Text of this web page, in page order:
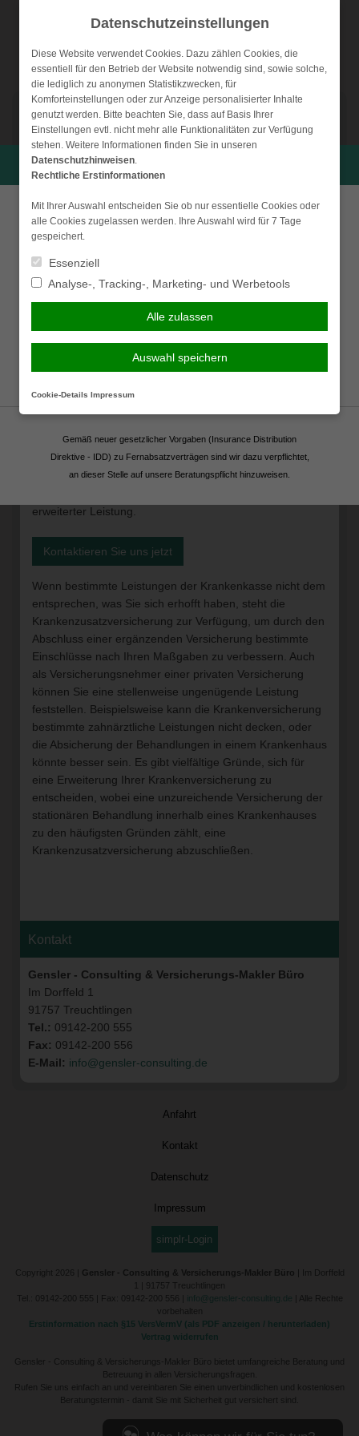
NAVIGATION
Krankenzusatz
Krankenkasse sind Sie vielerorts im Vergleich zu
Versicherungsnehmern einer privaten
würden Ihnen u.U. als Privatkassenpatient bessere
Krankenhausleistungen, bessere Zimmer und
höherrangige Ärzte zugestanden werden. Um diesem
Leistungsgefälle entgegenzuwirken, ohne Ihre gesetzliche
Krankenkasse verlassen zu müssen, können Sie eine
Krankenzusatzversicherung abschließen. Diese erweitert
die Leistungen Ihrer gesetzlichen Versicherung um die
Eine Krankenzusatzversicherung ist daher oftmals ein
Kompromiss zwischen preisgünstigen gesetzlichen
Krankenversicherungen mit hinreichender Leistung und
erweiterter Leistung.
Kontaktieren Sie uns jetzt
Wenn bestimmte Leistungen der Krankenkasse nicht dem
entsprechen, was Sie sich erhofft haben, steht die
Krankenzusatzversicherung zur Verfügung, um durch den
Abschluss einer ergänzenden Versicherung bestimmte
Einschlüsse nach Ihren Maßgaben zu verbessern. Auch
als Versicherungsnehmer einer privaten Versicherung
können Sie eine stellenweise ungenügende Leistung
feststellen. Beispielsweise kann die Krankenversicherung
bestimmte zahnärztliche Leistungen nicht decken, oder
die Absicherung der Behandlungen in einem Krankenhaus
könnte besser sein. Es gibt vielfältige Gründe, sich für
eine Erweiterung Ihrer Krankenversicherung zu
entscheiden, wobei eine unzureichende Versicherung der
stationären Behandlung innerhalb eines Krankenhauses
zu den häufigsten Gründen zählt, eine
Krankenzusatzversicherung abzuschließen.
Kontakt
Gensler - Consulting & Versicherungs-Makler Büro
Im Dorffeld 1
91757 Treuchtlingen
Tel.: 09142-200 555
Fax: 09142-200 556
E-Mail: info@gensler-consulting.de
Anfahrt
Kontakt
Datenschutz
Impressum
simplr-Login
Copyright 2026 | Gensler - Consulting & Versicherungs-Makler Büro | Im Dorffeld
1 | 91757 Treuchtlingen
Tel.: 09142-200 555 | Fax: 09142-200 556 |
info@gensler-consulting.de
| Alle Rechte
vorbehalten
Erstinformation nach §15 VersVermV (als PDF anzeigen / herunterladen)
Vertrag widerrufen
Gensler - Consulting & Versicherungs-Makler Büro bietet umfangreiche Beratung und
Betreuung in allen Versicherungsfragen.
Rufen Sie uns einfach an und vereinbaren Sie einen unverbindlichen und kostenlosen
Beratungstermin - damit Sie mit Sicherheit gut versichert sind.
Persönliche Beratung gewünscht?
Ich wünsche eine
persönliche Beratung und
möchte Kontakt mit einem
Berater aufnehmen.
Ich verzichte auf eine
persönliche Beratung und
gelesen und gespeichert
Fortsetzen
Gemäß neuer gesetzlicher Vorgaben (Insurance Distribution
Direktive - IDD) zu Fernabsatzverträgen sind wir dazu verpflichtet,
an dieser Stelle auf unsere Beratungspflicht hinzuweisen.
Datenschutzeinstellungen
Diese Website verwendet Cookies. Dazu zählen Cookies, die
essentiell für den Betrieb der Website notwendig sind, sowie solche,
die lediglich zu anonymen Statistikzwecken, für
Komforteinstellungen oder zur Anzeige personalisierter Inhalte
genutzt werden. Bitte beachten Sie, dass auf Basis Ihrer
Einstellungen evtl. nicht mehr alle Funktionalitäten zur Verfügung
stehen. Weitere Informationen finden Sie in unseren
Datenschutzhinweisen.
Rechtliche Erstinformationen
Mit Ihrer Auswahl entscheiden Sie ob nur essentielle Cookies oder
alle Cookies zugelassen werden. Ihre Auswahl wird für 7 Tage
gespeichert.
Essenziell
Analyse-, Tracking-, Marketing- und Werbetools
Alle zulassen
Auswahl speichern
Cookie-Details Impressum